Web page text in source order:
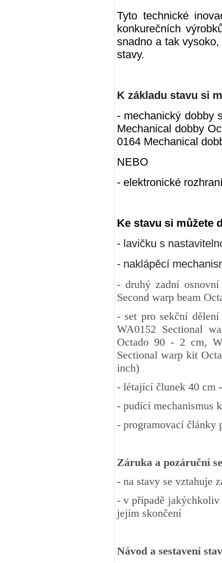
Tyto technické
konkurečních
snadno a tak
stavy.
K základu stavu si
- mechanický dobby
Mechanical dobby
0164 Mechanical
NEBO
- elektronické
Ke stavu si můžete
- lavičku s
- naklápěcí
- druhý zadní
Second warp beam
- set pro sekční
WA0152 Sectional
Octado 90 - 2 cm,
Sectional warp kit
inch)
- létající člunek 40 cm
- pudící mechanismus
- programovací články
Záruka a pozáruční
- na stavy se vztahuje
- v případě jakýchkoliv
jejím skončení
Návod a sestavení